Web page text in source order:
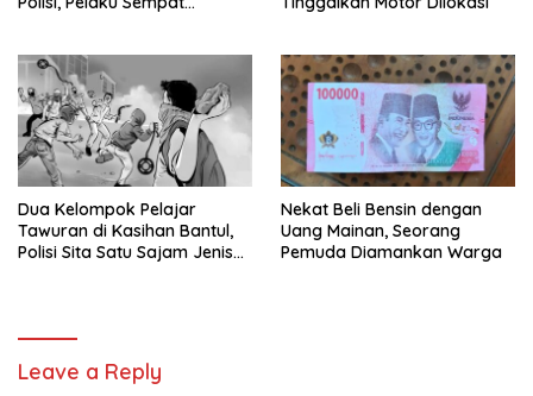
Dua Kelompok Pelajar
Tawuran di Kasihan Bantul,
Polisi Sita Satu Sajam Jenis
Nekat Beli Bensin dengan
Uang Mainan, Seorang
Pemuda Diamankan Warga
Leave a Reply